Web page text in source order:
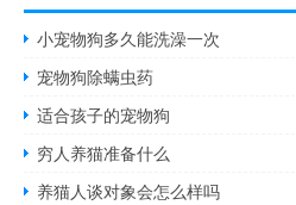
小宠物狗多久能洗澡一次
宠物狗除螨虫药
适合孩子的宠物狗
穷人养猫准备什么
养猫人谈对象会怎么样吗